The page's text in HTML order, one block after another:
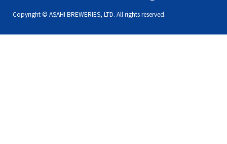
Copyright © ASAHI BREWERIES, LTD. All rights reserved.